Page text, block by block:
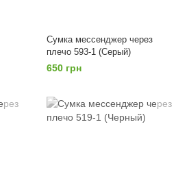
Сумка мессенджер через
плечо 593-1 (Серый)
650 грн